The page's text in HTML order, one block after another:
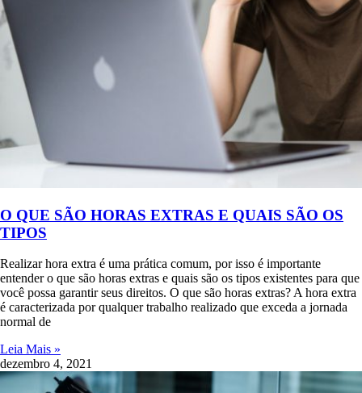
O QUE SÃO HORAS EXTRAS E QUAIS SÃO OS
TIPOS
Realizar hora extra é uma prática comum, por isso é importante
entender o que são horas extras e quais são os tipos existentes para que
você possa garantir seus direitos. O que são horas extras? A hora extra
é caracterizada por qualquer trabalho realizado que exceda a jornada
normal de
Leia Mais »
dezembro 4, 2021